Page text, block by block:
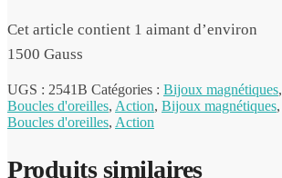
Cet article contient 1 aimant d’environ
1500 Gauss
UGS : 2541B Catégories : Bijoux magnétiques,
Boucles d'oreilles, Action, Bijoux magnétiques,
Boucles d'oreilles, Action
Produits similaires